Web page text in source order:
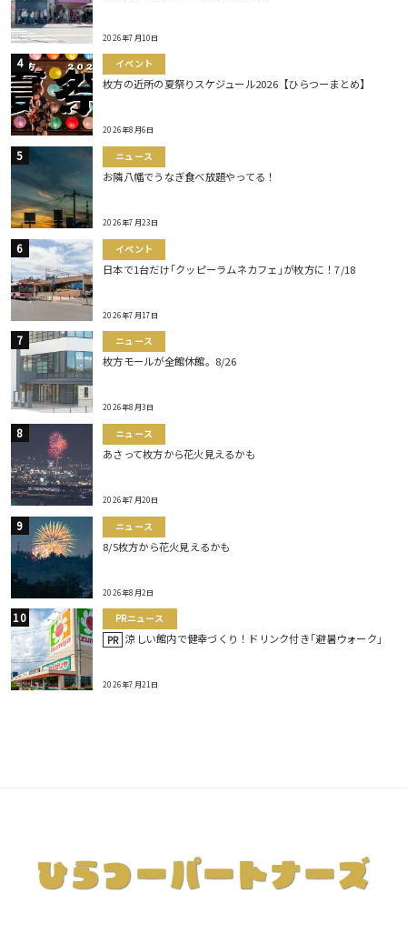
2026年7月10日
イベント
枚方の近所の夏祭りスケジュール2026【ひらつーまとめ】
2026年8月6日
ニュース
お隣八幡でうなぎ食べ放題やってる！
2026年7月23日
イベント
日本で1台だけ｢クッピーラムネカフェ｣が枚方に！7/18
2026年7月17日
ニュース
枚方モールが全館休館。8/26
2026年8月3日
ニュース
あさって枚方から花火見えるかも
2026年7月20日
ニュース
8/5枚方から花火見えるかも
2026年8月2日
PRニュース
PR 涼しい館内で健幸づくり！ドリンク付き｢避暑ウォーク｣
2026年7月21日